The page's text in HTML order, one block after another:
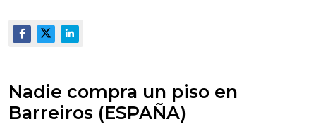
Nadie compra un piso en
Barreiros (ESPAÑA)